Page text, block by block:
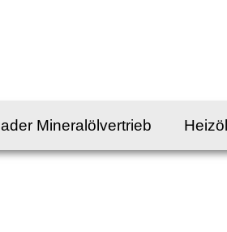
Mineralölvertrieb Heizöl